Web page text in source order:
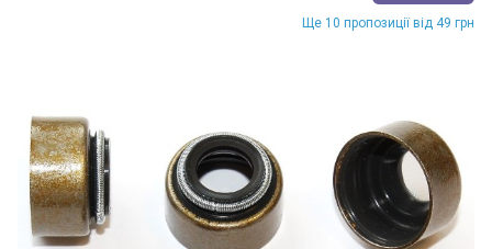
Ще 10 пропозиції від 49 грн